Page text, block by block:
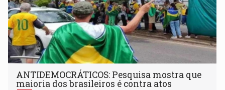
ANTIDEMOCRÁTICOS: Pesquisa mostra que
maioria dos brasileiros é contra atos